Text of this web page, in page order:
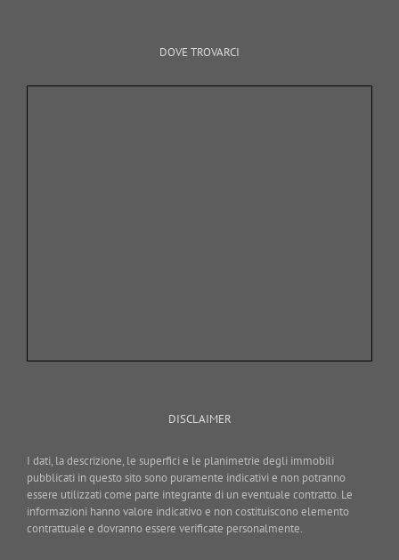
DOVE TROVARCI
DISCLAIMER
I dati, la descrizione, le superfici e le planimetrie degli immobili
pubblicati in questo sito sono puramente indicativi e non potranno
essere utilizzati come parte integrante di un eventuale contratto. Le
informazioni hanno valore indicativo e non costituiscono elemento
contrattuale e dovranno essere verificate personalmente.